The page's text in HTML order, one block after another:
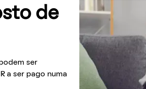
de
ser
a ser pago numa